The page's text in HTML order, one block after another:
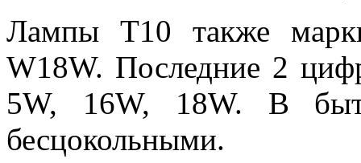
Лампы Т10 также
W18W. Последние 2
5W, 16W, 18W. В
бесцокольными.